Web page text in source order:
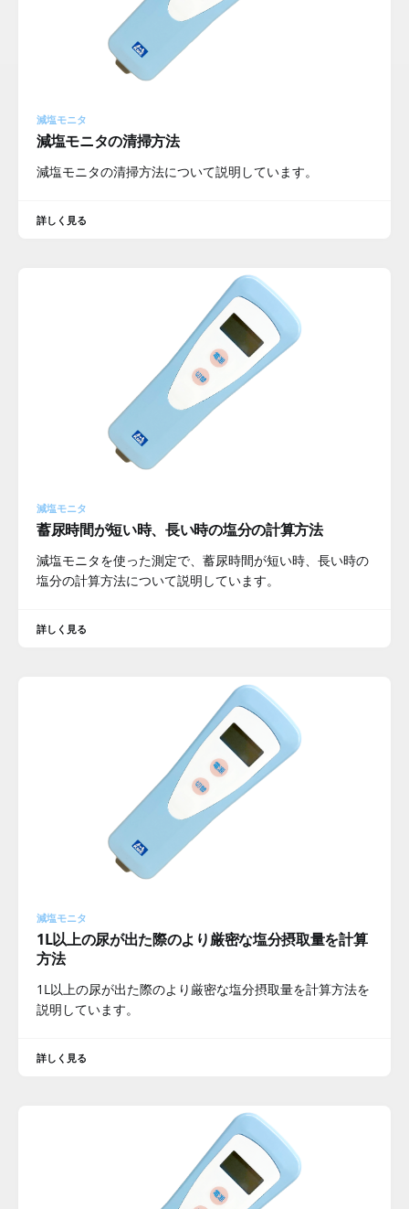
減塩モニタ
減塩モニタの清掃方法
減塩モニタの清掃方法について説明しています。
詳しく見る
減塩モニタ
蓄尿時間が短い時、長い時の塩分の計算方法
減塩モニタを使った測定で、蓄尿時間が短い時、長い時の
塩分の計算方法について説明しています。
詳しく見る
減塩モニタ
1L以上の尿が出た際のより厳密な塩分摂取量を計算
方法
1L以上の尿が出た際のより厳密な塩分摂取量を計算方法を
説明しています。
詳しく見る